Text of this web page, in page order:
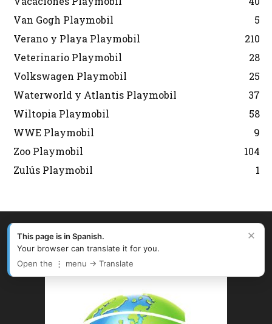
Van Gogh Playmobil
5
Verano y Playa Playmobil
210
Veterinario Playmobil
28
Volkswagen Playmobil
25
Waterworld y Atlantis Playmobil
37
Wiltopia Playmobil
58
WWE Playmobil
9
Zoo Playmobil
104
Zulús Playmobil
1
×
This page is in Spanish.
Your browser can translate it for you.
Open the ⋮ menu → Translate